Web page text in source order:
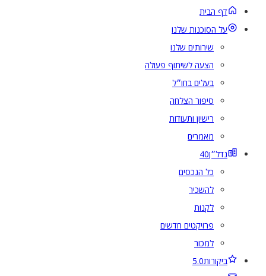
דף הבית
על הסוכנות שלנו
שירותים שלנו
הצעה לשיתוף פעולה
בעלים בחו״ל
סיפור הצלחה
רישיון ותעודות
מאמרים
נדל״ן40
כל הנכסים
להשכיר
לקנות
פרויקטים חדשים
למכור
ביקורות5.0